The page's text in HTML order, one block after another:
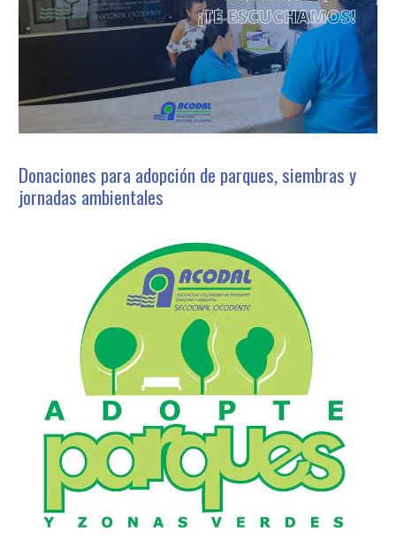
Donaciones para adopción de parques, siembras y
jornadas ambientales